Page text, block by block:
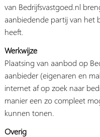
van Bedrijfsvastgoed.nl
aanbiedende partij van het
heeft.
Werkwijze
Plaatsing van aanbod op
aanbieder (eigenaren en
internet af op zoek naar
manier een zo compleet
kunnen tonen.
Overig